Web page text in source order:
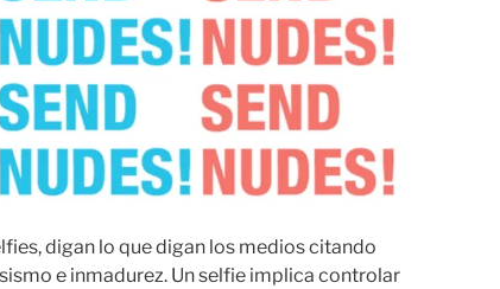
digan lo que digan los medios citando
e inmadurez. Un selfie implica controlar